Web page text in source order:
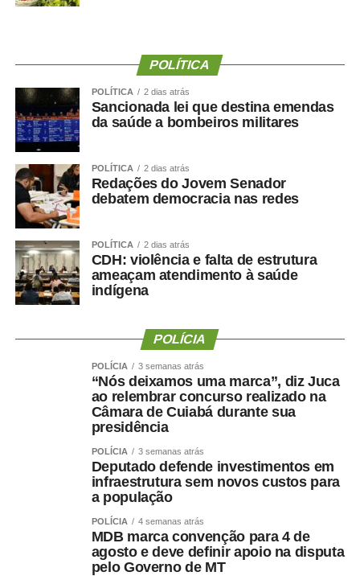
POLÍTICA
POLÍTICA 2 dias atrás
Sancionada lei que destina emendas
da saúde a bombeiros militares
POLÍTICA 2 dias atrás
Redações do Jovem Senador
debatem democracia nas redes
POLÍTICA 2 dias atrás
CDH: violência e falta de estrutura
ameaçam atendimento à saúde
indígena
POLÍCIA
POLÍCIA 3 semanas atrás
“Nós deixamos uma marca”, diz Juca
ao relembrar concurso realizado na
Câmara de Cuiabá durante sua
presidência
POLÍCIA 3 semanas atrás
Deputado defende investimentos em
infraestrutura sem novos custos para
a população
POLÍCIA 4 semanas atrás
MDB marca convenção para 4 de
agosto e deve definir apoio na disputa
pelo Governo de MT